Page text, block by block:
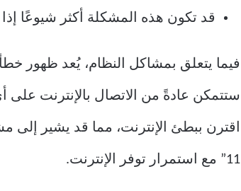
قد تكون هذه المشكلة أكثر شيوعًا
ستتمكن عادةً من الاتصال بالإنترنت
11” مع استمرار توفر الإنترنت.